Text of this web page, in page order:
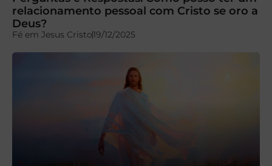
relacionamento pessoal com Cristo se oro a
Deus?
Fé em Jesus Cristo19/12/2025